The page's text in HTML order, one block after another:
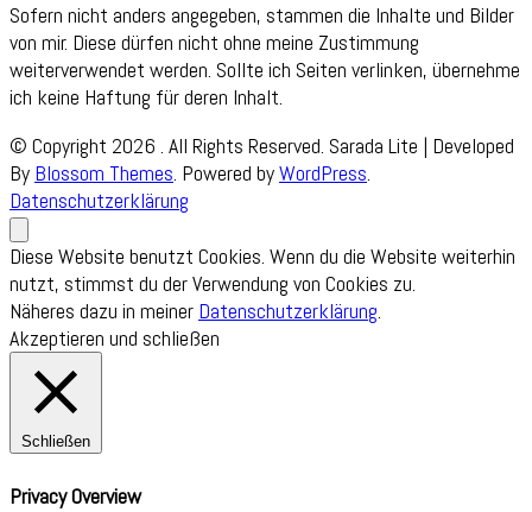
Sofern nicht anders angegeben, stammen die Inhalte und Bilder
von mir. Diese dürfen nicht ohne meine Zustimmung
weiterverwendet werden. Sollte ich Seiten verlinken, übernehme
ich keine Haftung für deren Inhalt.
© Copyright 2026 . All Rights Reserved. Sarada Lite | Developed
By Blossom Themes. Powered byWordPress.
Datenschutzerklärung
Diese Website benutzt Cookies. Wenn du die Website weiterhin
nutzt, stimmst du der Verwendung von Cookies zu.
Näheres dazu in meiner Datenschutzerklärung.
Akzeptieren und schließen
Schließen
Privacy Overview